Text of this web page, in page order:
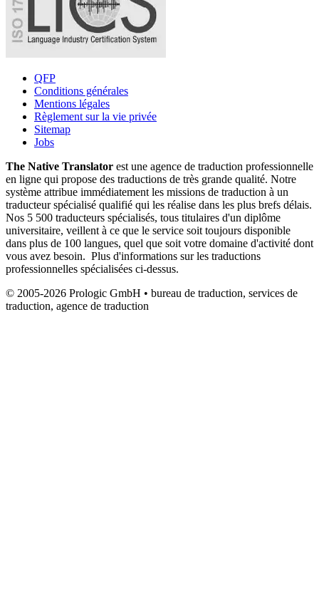
QFP
Conditions générales
Mentions légales
Règlement sur la vie privée
Sitemap
Jobs
The Native Translator est une agence de traduction professionnelle
en ligne qui propose des traductions de très grande qualité. Notre
système attribue immédiatement les missions de traduction à un
traducteur spécialisé qualifié qui les réalise dans les plus brefs délais.
Nos 5 500 traducteurs spécialisés, tous titulaires d'un diplôme
universitaire, veillent à ce que le service soit toujours disponible
dans plus de 100 langues, quel que soit votre domaine d'activité dont
vous avez besoin. Plus d'informations sur les traductions
professionnelles spécialisées ci-dessus.
© 2005-2026 Prologic GmbH • bureau de traduction, services de
traduction, agence de traduction